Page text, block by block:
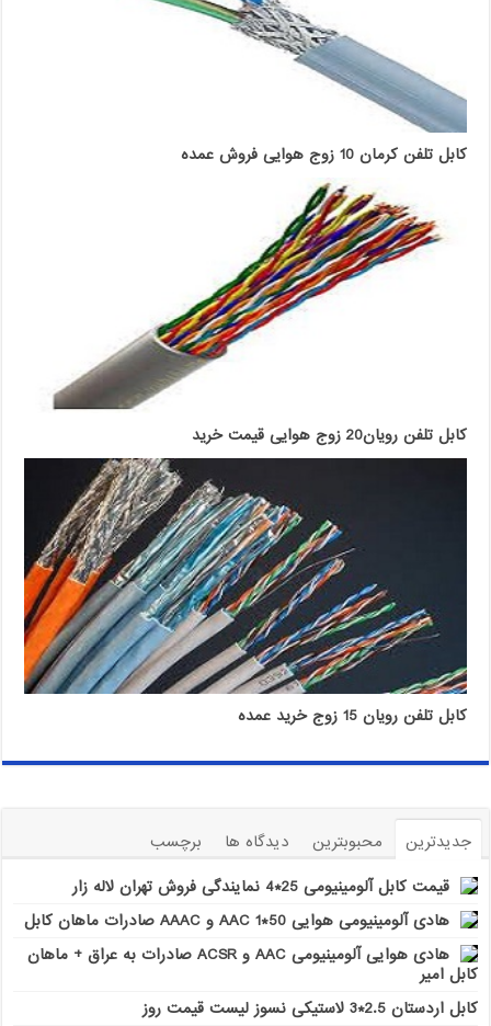
کابل تلفن کرمان 10 زوج هوایی فروش عمده
کابل تلفن رویان20 زوج هوایی قیمت خرید
کابل تلفن رویان 15 زوج خرید عمده
جدیدترین محبوبترین دیدگاه ها
برچسب
قیمت کابل آلومینیومی 25*4 نمایندگی فروش تهران لاله زار
هادی آلومینیومی هوایی 50*1 AAC و AAAC صادرات ماهان کابل
هادی هوایی آلومینیومی AAC و ACSR صادرات به عراق + ماهان
کابل امیر
کابل اردستان 2.5*3 لاستیکی نسوز لیست قیمت روز